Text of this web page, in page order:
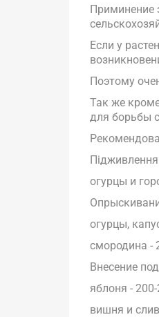
Приминение
Если у
Поэтому
Так же
для борьбы
огурцы и
огурцы,
смородина -
Внесение
яблоня -
вишня и